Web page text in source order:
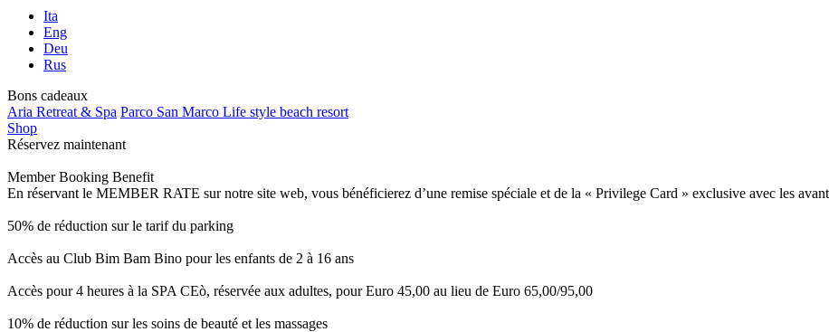
Ita
Eng
Deu
Rus
Bons cadeaux
Aria Retreat & Spa Parco San Marco Life style beach resort
Shop
Réservez maintenant
Member Booking Benefit
En réservant le MEMBER RATE sur notre site web, vous bénéficierez d’une remise spéciale et de la « Privilege Card » exclusive avec les
50% de réduction sur le tarif du parking
Accès au Club Bim Bam Bino pour les enfants de 2 à 16 ans
Accès pour 4 heures à la SPA CEò, réservée aux adultes, pour Euro 45,00 au lieu de Euro 65,00/95,00
10% de réduction sur les soins de beauté et les massages